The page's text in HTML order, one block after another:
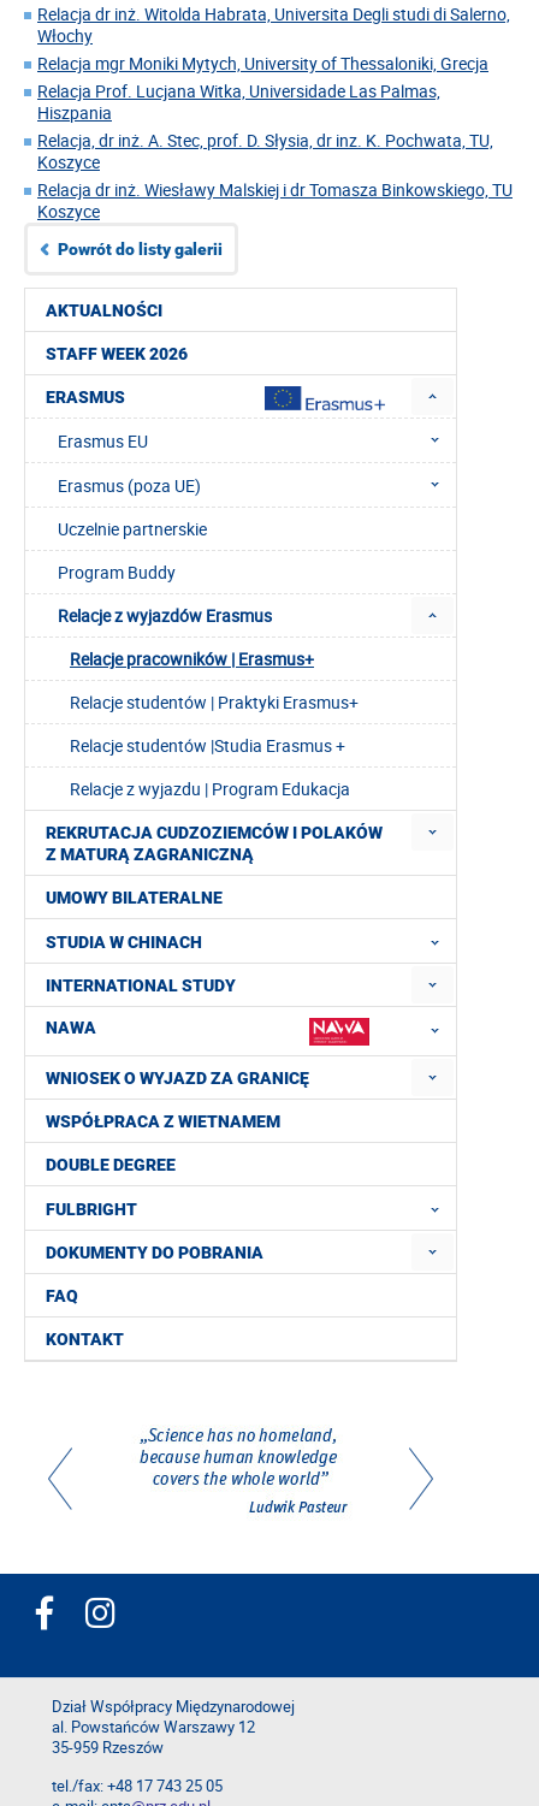
AKTUALNOŚCI
STAFF WEEK 2026
ERASMUS
Erasmus EU
Erasmus (poza UE)
Uczelnie partnerskie
Program Buddy
Relacje z wyjazdów Erasmus
Relacje pracowników | Erasmus+
Relacje studentów | Praktyki Erasmus+
Relacje studentów |Studia Erasmus +
Relacje z wyjazdu | Program Edukacja
REKRUTACJA CUDZOZIEMCÓW I POLAKÓW
Z MATURĄ ZAGRANICZNĄ
UMOWY BILATERALNE
STUDIA W CHINACH
INTERNATIONAL STUDY
NAWA
WNIOSEK O WYJAZD ZA GRANICĘ
WSPÓŁPRACA Z WIETNAMEM
DOUBLE DEGREE
FULBRIGHT
DOKUMENTY DO POBRANIA
FAQ
KONTAKT
Relacja dr inż. Witolda Habrata, Universita Degli studi di Salerno,
Włochy
Relacja mgr Moniki Mytych, University of Thessaloniki, Grecja
Relacja Prof. Lucjana Witka, Universidade Las Palmas,
Hiszpania
Relacja, dr inż. A. Stec, prof. D. Słysia, dr inz. K. Pochwata, TU,
Koszyce
Relacja dr inż. Wiesławy Malskiej i dr Tomasza Binkowskiego, TU
Koszyce
Powrót do listy galerii
Dział Współpracy Międzynarodowej
al. Powstańców Warszawy 12
35-959 Rzeszów
tel./fax: +48 17 743 25 05